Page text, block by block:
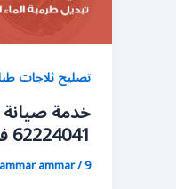
تصليح ثلاجات
خدمة
62224041 فني تصليح غسالات اتوماتيك
ammar ammar/9 مايو، 2020